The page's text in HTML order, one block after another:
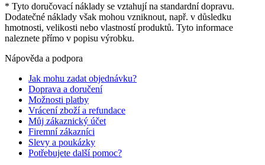
* Tyto doručovací náklady se vztahují na standardní dopravu.
Dodatečné náklady však mohou vzniknout, např. v důsledku
hmotnosti, velikosti nebo vlastností produktů. Tyto informace
naleznete přímo v popisu výrobku.
Nápověda a podpora
Jak mohu zadat objednávku?
Doprava a doručení
Možnosti platby
Vrácení zboží a refundace
Můj zákaznický účet
Firemní zákazníci
Slevy a poukázky
Potřebujete další pomoc?